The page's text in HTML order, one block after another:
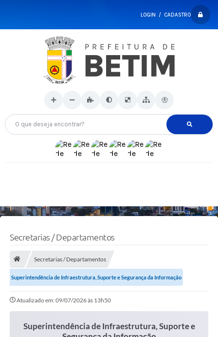
LOGIN / CADASTRO
O que deseja encontrar?
Secretarias / Departamentos
Secretarias / Departamentos
Superintendência de Infraestrutura, Suporte e Segurança da Informação
Atualizado em: 09/07/2026 às 13h50
Superintendência de Infraestrutura, Suporte e